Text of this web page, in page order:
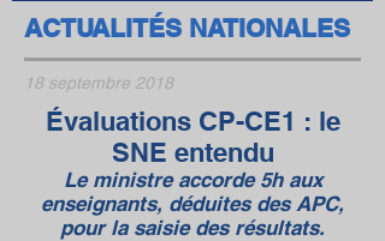
ACTUALITÉS NATIONALES
18 septembre 2018
Évaluations CP-CE1 : le
SNE entendu
Le ministre accorde 5h aux
enseignants, déduites des APC,
pour la saisie des résultats.